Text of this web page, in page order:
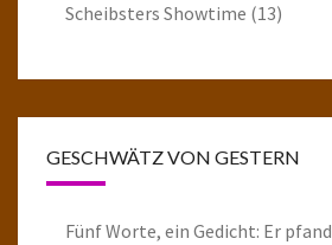
Scheibsters Showtime (13)
GESCHWÄTZ VON GESTERN
Fünf Worte, ein Gedicht: Er